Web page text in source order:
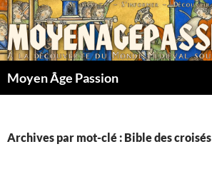
Aller
au
contenu
Moyen Âge Passion
Archives par mot-clé : Bible des croisés